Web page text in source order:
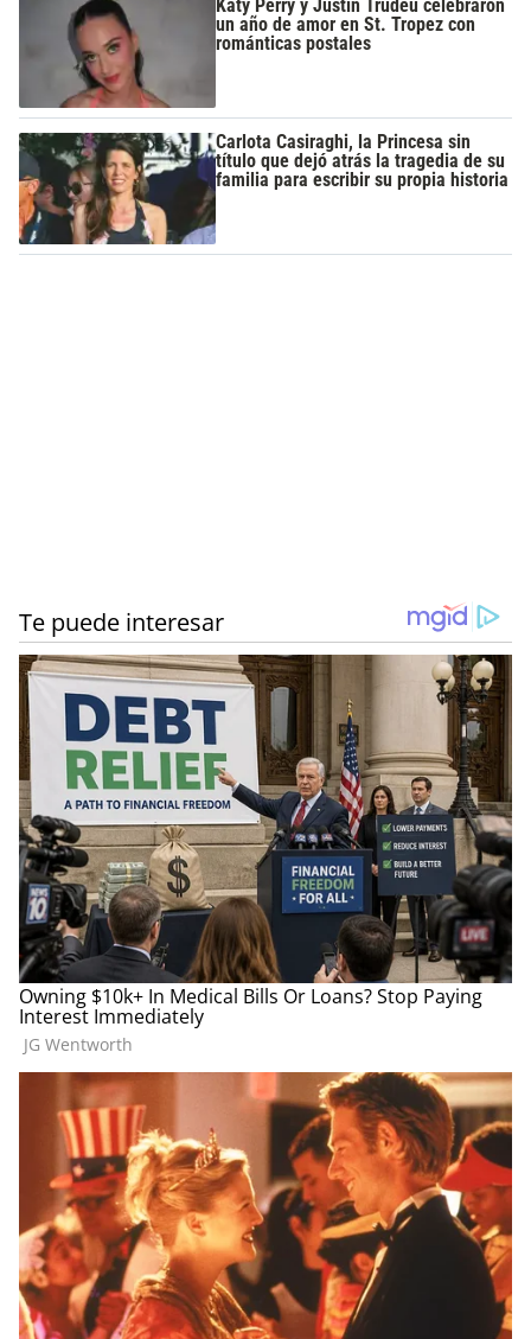
Katy Perry y Justin Trudeu celebraron
un año de amor en St. Tropez con
románticas postales
Carlota Casiraghi, la Princesa sin
título que dejó atrás la tragedia de su
familia para escribir su propia historia